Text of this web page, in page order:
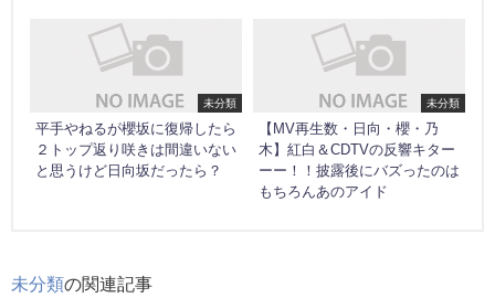
未分類
平手やねるが櫻坂に復帰したら
２トップ返り咲きは間違いない
と思うけど日向坂だったら？
未分類
【MV再生数・日向・櫻・乃
木】紅白＆CDTVの反響キター
ーー！！披露後にバズったのは
もちろんあのアイド
未分類の関連記事